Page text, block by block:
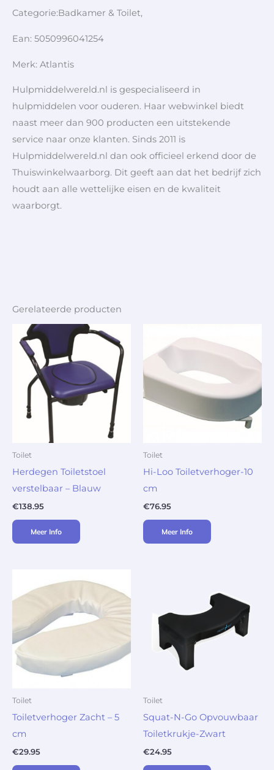
Categorie:Badkamer & Toilet,
Ean: 5050996041254
Merk: Atlantis
Hulpmiddelwereld.nl is gespecialiseerd in
hulpmiddelen voor ouderen. Haar webwinkel biedt
naast meer dan 900 producten een uitstekende
service naar onze klanten. Sinds 2011 is
Hulpmiddelwereld.nl dan ook officieel erkend door de
Thuiswinkelwaarborg. Dit geeft aan dat het bedrijf zich
houdt aan alle wettelijke eisen en de kwaliteit
waarborgt.
Gerelateerde producten
Toilet
Herdegen Toiletstoel
verstelbaar – Blauw
€138.95
Meer Info
Toilet
Hi-Loo Toiletverhoger-10
cm
€76.95
Meer Info
Toilet
Toiletverhoger Zacht – 5
cm
€29.95
Toilet
Squat-N-Go Opvouwbaar
Toiletkrukje-Zwart
€24.95